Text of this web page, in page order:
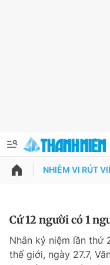
QUẢNG CÁO
Chuyên mục
Thông tin tài khoản
Đổi mật khẩu
NHIỄM VI RÚT
Cứ 12 người có 1
Nhân kỷ niệm lần thứ
thế giới, ngày 27.7,